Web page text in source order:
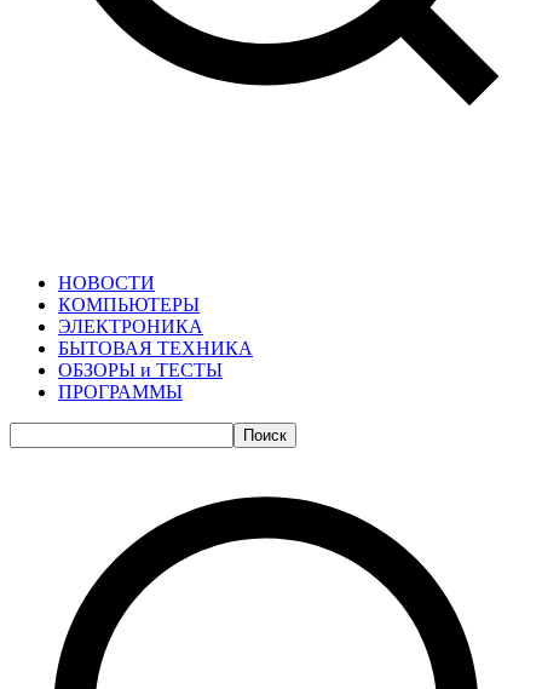
НОВОСТИ
КОМПЬЮТЕРЫ
ЭЛЕКТРОНИКА
БЫТОВАЯ ТЕХНИКА
ОБЗОРЫ и ТЕСТЫ
ПРОГРАММЫ
Поиск